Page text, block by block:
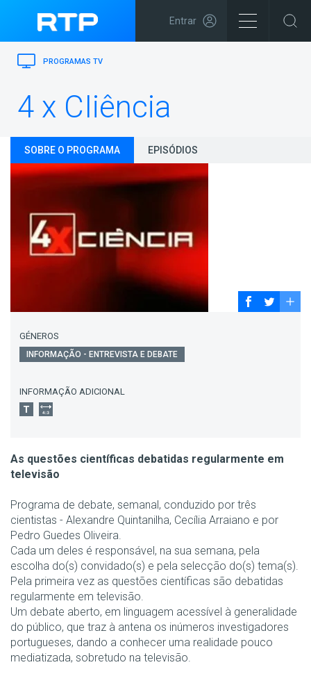
Entrar
PROGRAMAS TV
4 x CIiência
SOBRE O PROGRAMA EPISÓDIOS
GÉNEROS
INFORMAÇÃO - ENTREVISTA E DEBATE
INFORMAÇÃO ADICIONAL
As questões científicas debatidas regularmente em
televisão
Programa de debate, semanal, conduzido por três
cientistas - Alexandre Quintanilha, Cecília Arraiano e por
Pedro Guedes Oliveira.
Cada um deles é responsável, na sua semana, pela
escolha do(s) convidado(s) e pela selecção do(s) tema(s).
Pela primeira vez as questões científicas são debatidas
regularmente em televisão.
Um debate aberto, em linguagem acessível à generalidade
do público, que traz à antena os inúmeros investigadores
portugueses, dando a conhecer uma realidade pouco
mediatizada, sobretudo na televisão.